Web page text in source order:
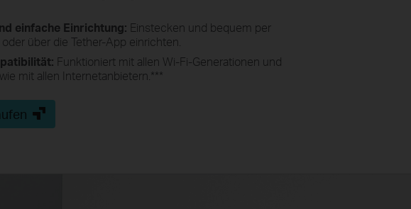
einfache Einrichtung: Einstecken und bequem per
oder über die Tether-App einrichten.
Funktioniert mit allen Wi-Fi-Generationen und
mit allen Internetanbietern. ***